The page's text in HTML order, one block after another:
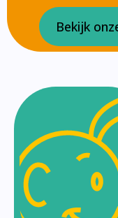
Bekijk